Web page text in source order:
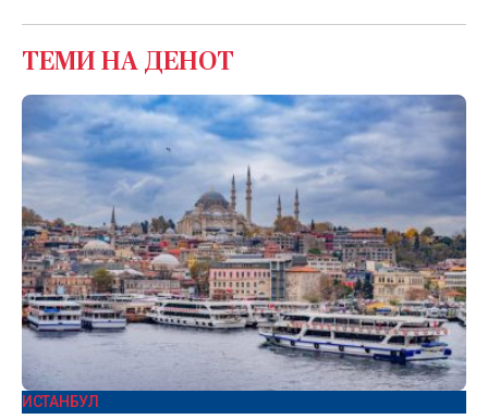
ТЕМИ НА ДЕНОТ
ИСТАНБУЛ